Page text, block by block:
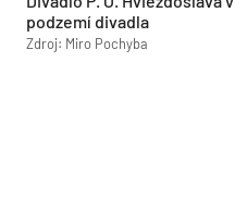
podzemí divadla
Zdroj: Miro Pochyba